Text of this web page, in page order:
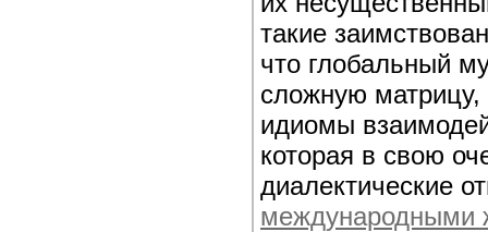
такие
что глобальный
сложную матрицу,
идиомы
которая в свою
диалектические
международными